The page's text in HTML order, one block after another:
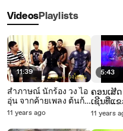
VideosPlaylists
11:39
สำภาษณ์ นักร้อง วง ไอ
อุ่น จากค้ายเพลง ต้นก้า
คนเพลง
11 years ago
5:43
ຄອນ​ເສີ
ເຊີນ​ທີ່​ແ
เสีด tane 2 งานจ
11 years